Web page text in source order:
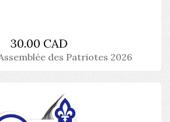
30.00 CAD
des Patriotes 2026